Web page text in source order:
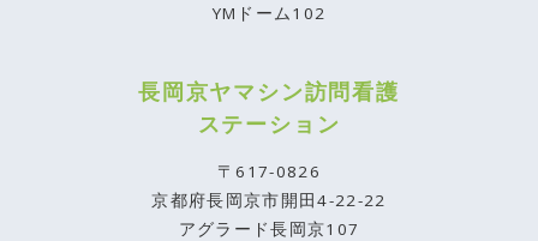
YMドーム102
長岡京ヤマシン訪問看護
ステーション
〒617-0826
京都府長岡京市開田4-22-22
アグラード長岡京107